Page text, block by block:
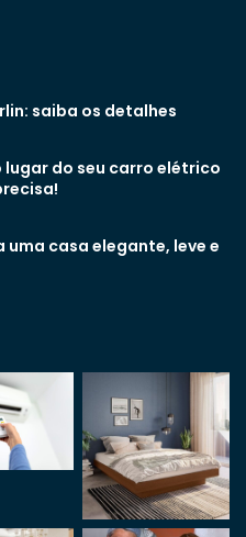
saiba os detalhes
lugar do seu carro elétrico
uma casa elegante, leve e